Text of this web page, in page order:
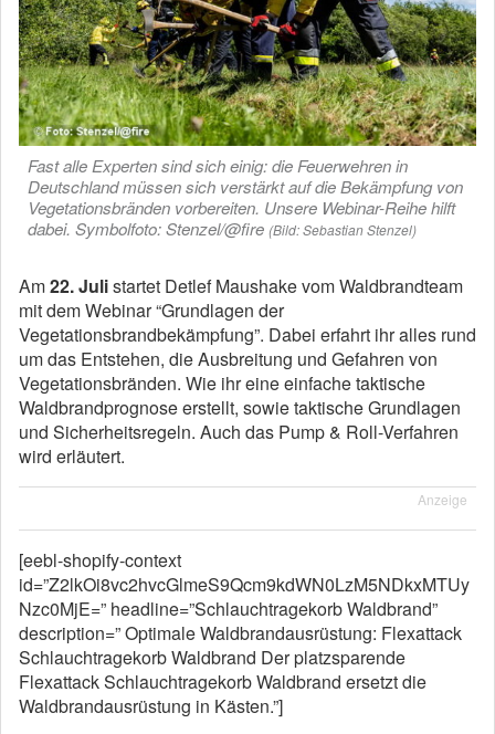
Fast alle Experten sind sich einig: die Feuerwehren in
Deutschland müssen sich verstärkt auf die Bekämpfung von
Vegetationsbränden vorbereiten. Unsere Webinar-Reihe hilft
dabei. Symbolfoto: Stenzel/@fire (Bild: Sebastian Stenzel)
Am22. Julistartet Detlef Maushake vom Waldbrandteam
mit dem Webinar “Grundlagen der
Vegetationsbrandbekämpfung”. Dabei erfahrt ihr alles rund
um das Entstehen, die Ausbreitung und Gefahren von
Vegetationsbränden. Wie ihr eine einfache taktische
Waldbrandprognose erstellt, sowie taktische Grundlagen
und Sicherheitsregeln. Auch das Pump & Roll-Verfahren
wird erläutert.
Anzeige
[eebl-shopify-context
id=”Z2lkOi8vc2hvcGlmeS9Qcm9kdWN0LzM5NDkxMTUy
Nzc0MjE=” headline=”Schlauchtragekorb Waldbrand”
description=” Optimale Waldbrandausrüstung: Flexattack
Schlauchtragekorb Waldbrand Der platzsparende
Flexattack Schlauchtragekorb Waldbrand ersetzt die
Waldbrandausrüstung in Kästen.”]